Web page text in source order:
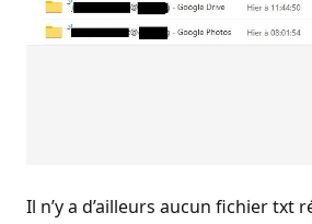
Il n’y a d’ailleurs aucun fichier txt